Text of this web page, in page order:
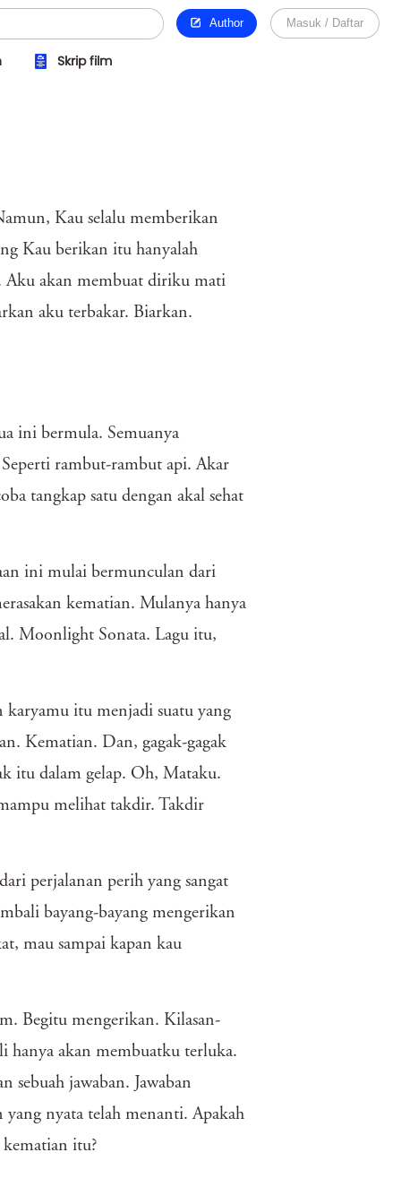
Author Masuk / Daftar
Skrip film
Kau selalu memberikan
Kau berikan itu hanyalah
akan membuat diriku mati
aku terbakar. Biarkan.
ini bermula. Semuanya
rambut-rambut api. Akar
tangkap satu dengan akal sehat
ini mulai bermunculan dari
kematian. Mulanya hanya
Moonlight Sonata. Lagu itu,
itu menjadi suatu yang
Kematian. Dan, gagak-gagak
itu dalam gelap. Oh, Mataku.
melihat takdir. Takdir
perjalanan perih yang sangat
bayang-bayang mengerikan
mau sampai kapan kau
Begitu mengerikan. Kilasan-
hanya akan membuatku terluka.
sebuah jawaban. Jawaban
nyata telah menanti. Apakah
itu?